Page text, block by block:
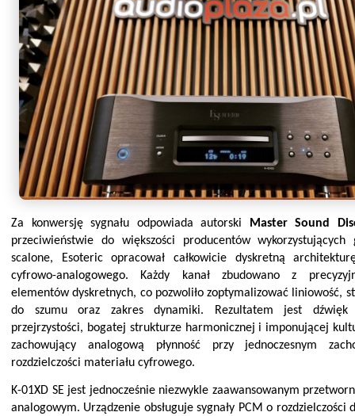
Za konwersję sygnału odpowiada autorski Master Sound
przeciwieństwie do większości producentów wykorzystujących
scalone, Esoteric opracował całkowicie dyskretną
cyfrowo-analogowego. Każdy kanał zbudowano z
elementów dyskretnych, co pozwoliło zoptymalizować liniowość,
do szumu oraz zakres dynamiki. Rezultatem jest dźwięk
przejrzystości, bogatej strukturze harmonicznej i imponującej
zachowujący analogową płynność przy jednoczesnym
rozdzielczości materiału cyfrowego.
K-01XD SE jest jednocześnie niezwykle zaawansowanym
analogowym. Urządzenie obsługuje sygnały PCM o rozdzielczości